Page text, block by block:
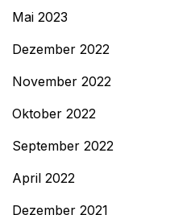
Mai 2023
Dezember 2022
November 2022
Oktober 2022
September 2022
April 2022
Dezember 2021